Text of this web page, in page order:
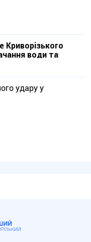
Криворізького
води та
удару у